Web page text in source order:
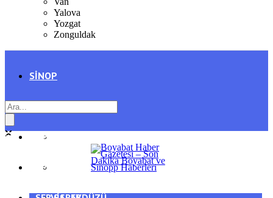
Yalova
Yozgat
Zonguldak
SINOP
AYANCIK
GENEL
SPOR